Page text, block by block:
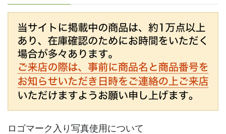
ロゴマーク入り写真使用について